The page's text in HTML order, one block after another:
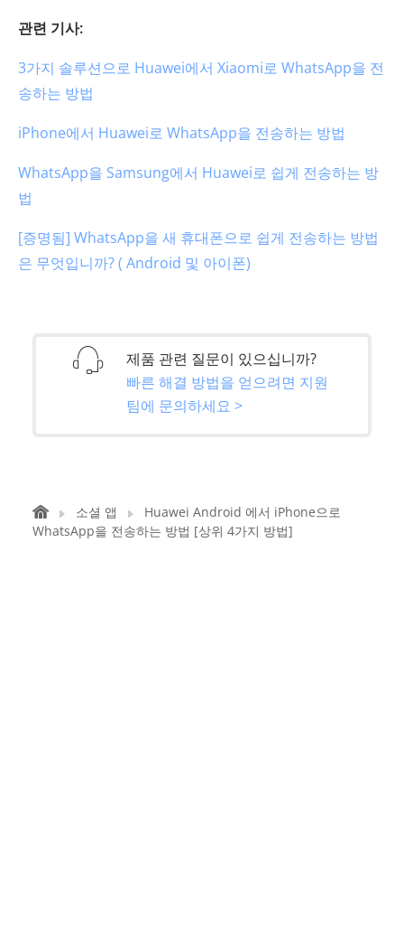
관련 기사:
3가지 솔루션으로 Huawei에서 Xiaomi로 WhatsApp을 전
송하는 방법
iPhone에서 Huawei로 WhatsApp을 전송하는 방법
WhatsApp을 Samsung에서 Huawei로 쉽게 전송하는 방
법
[증명됨] WhatsApp을 새 휴대폰으로 쉽게 전송하는 방법
은 무엇입니까? ( Android 및 아이폰)
제품 관련 질문이 있으십니까?
빠른 해결 방법을 얻으려면 지원
팀에 문의하세요 >
소셜 앱
Huawei Android 에서 iPhone으로
WhatsApp을 전송하는 방법 [상위 4가지 방법]